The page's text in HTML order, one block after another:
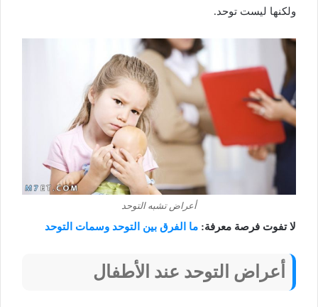
ولكنها ليست توحد.
أعراض تشبه التوحد
لا تفوت فرصة معرفة: ما الفرق بين التوحد وسمات التوحد
أعراض التوحد عند الأطفال